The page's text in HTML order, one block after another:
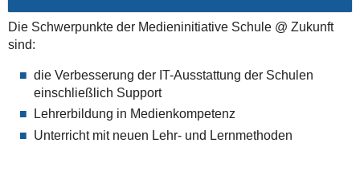
Die Schwerpunkte der Medieninitiative Schule @ Zukunft
sind:
die Verbesserung der IT-Ausstattung der Schulen
einschließlich Support
Lehrerbildung in Medienkompetenz
Unterricht mit neuen Lehr- und Lernmethoden